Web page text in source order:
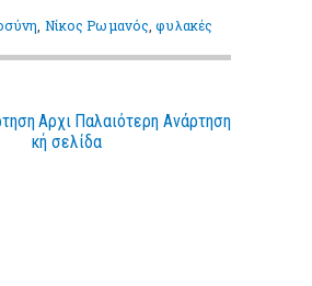
Νίκος Ρωμανός ,φυλακές
Παλαιότερη Ανάρτηση
Αρχι
κή σελίδα